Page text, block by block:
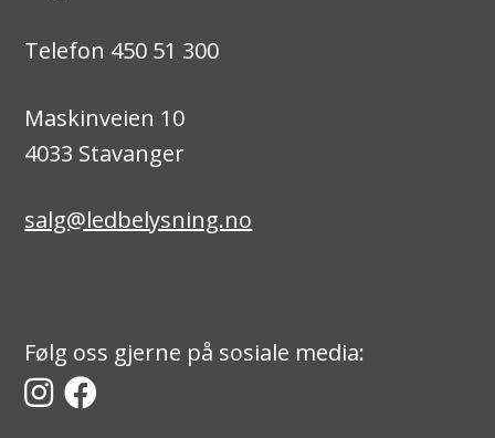
Telefon 450 51 300
Maskinveien 10
4033 Stavanger
salg@ledbelysning.no
Følg oss gjerne på sosiale media: